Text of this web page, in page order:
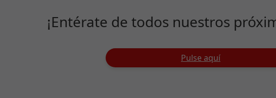
¡Entérate de todos nuestros
Pulse aquí